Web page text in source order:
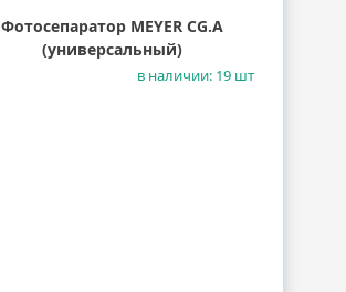
Фотосепаратор MEYER CG.A
(универсальный)
в наличии: 19 шт